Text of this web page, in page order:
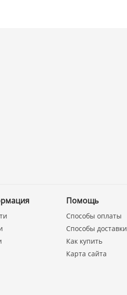
Помощь
Способы оплаты
Способы доставки
Как купить
Карта сайта